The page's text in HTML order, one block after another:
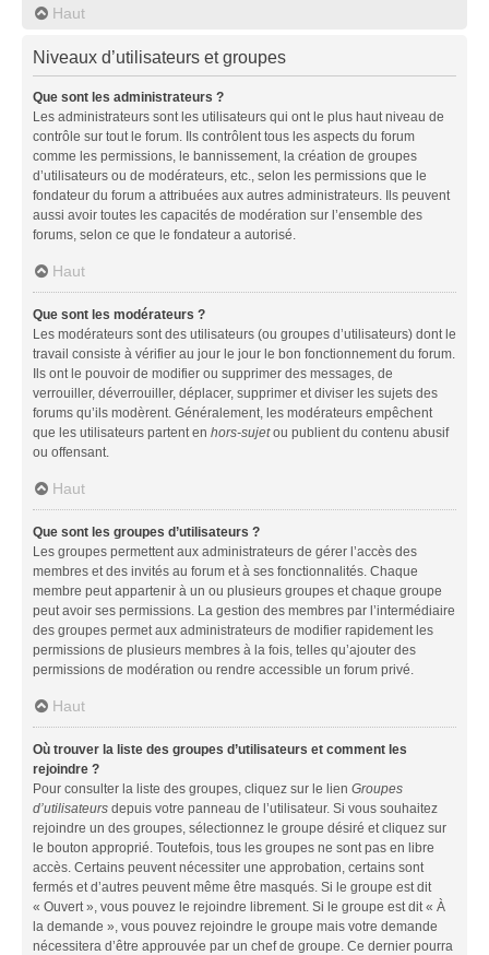
Haut
Niveaux d’utilisateurs et groupes
Que sont les administrateurs ?
Les administrateurs sont les utilisateurs qui ont le plus haut niveau de
contrôle sur tout le forum. Ils contrôlent tous les aspects du forum
comme les permissions, le bannissement, la création de groupes
d’utilisateurs ou de modérateurs, etc., selon les permissions que le
fondateur du forum a attribuées aux autres administrateurs. Ils peuvent
aussi avoir toutes les capacités de modération sur l’ensemble des
forums, selon ce que le fondateur a autorisé.
Haut
Que sont les modérateurs ?
Les modérateurs sont des utilisateurs (ou groupes d’utilisateurs) dont le
travail consiste à vérifier au jour le jour le bon fonctionnement du forum.
Ils ont le pouvoir de modifier ou supprimer des messages, de
verrouiller, déverrouiller, déplacer, supprimer et diviser les sujets des
forums qu’ils modèrent. Généralement, les modérateurs empêchent
que les utilisateurs partent en hors-sujetou publient du contenu abusif
ou offensant.
Haut
Que sont les groupes d’utilisateurs ?
Les groupes permettent aux administrateurs de gérer l’accès des
membres et des invités au forum et à ses fonctionnalités. Chaque
membre peut appartenir à un ou plusieurs groupes et chaque groupe
peut avoir ses permissions. La gestion des membres par l’intermédiaire
des groupes permet aux administrateurs de modifier rapidement les
permissions de plusieurs membres à la fois, telles qu’ajouter des
permissions de modération ou rendre accessible un forum privé.
Haut
Où trouver la liste des groupes d’utilisateurs et comment les
rejoindre ?
Pour consulter la liste des groupes, cliquez sur le lien Groupes
d’utilisateurs depuis votre panneau de l’utilisateur. Si vous souhaitez
rejoindre un des groupes, sélectionnez le groupe désiré et cliquez sur
le bouton approprié. Toutefois, tous les groupes ne sont pas en libre
accès. Certains peuvent nécessiter une approbation, certains sont
fermés et d’autres peuvent même être masqués. Si le groupe est dit
« Ouvert », vous pouvez le rejoindre librement. Si le groupe est dit « À
la demande », vous pouvez rejoindre le groupe mais votre demande
nécessitera d’être approuvée par un chef de groupe. Ce dernier pourra